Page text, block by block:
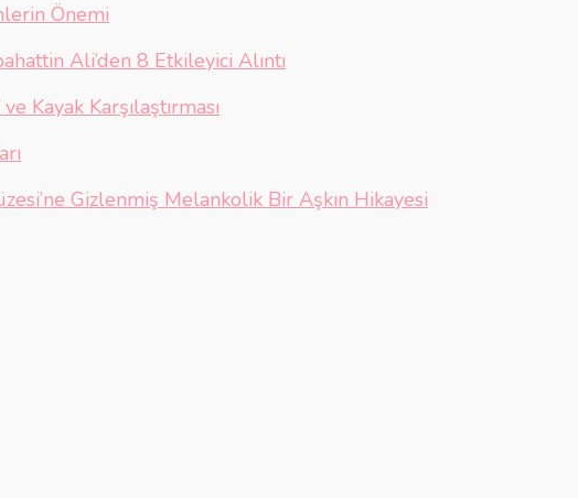
Önemi
Ali’den 8 Etkileyici Alıntı
Kayak Karşılaştırması
Gizlenmiş Melankolik Bir Aşkın Hikayesi